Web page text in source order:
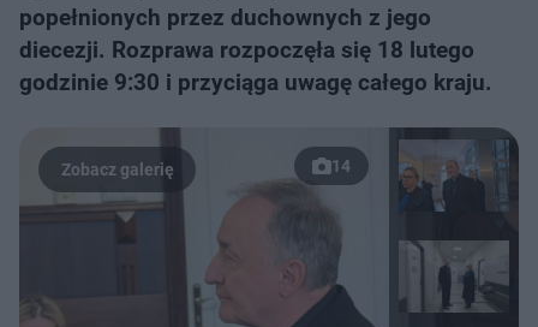
popełnionych przez duchownych z jego
diecezji. Rozprawa rozpoczęła się 18 lutego
godzinie 9:30 i przyciąga uwagę całego kraju.
14